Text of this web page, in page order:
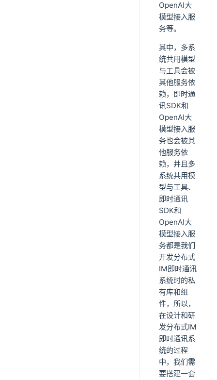
OpenAI大
模型接入服
务等。
其中，多系
统共用模型
与工具会被
其他服务依
赖，即时通
讯SDK和
OpenAI大
模型接入服
务也会被其
他服务依
赖，并且多
系统共用模
型与工具、
即时通讯
SDK和
OpenAI大
模型接入服
务都是我们
开发分布式
IM即时通讯
系统时的私
有库和组
件，所以，
在设计和研
发分布式IM
即时通讯系
统的过程
中，我们需
要搭建一套